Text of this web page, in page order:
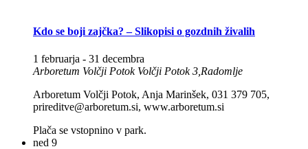
Kdo se boji zajčka? – Slikopisi o gozdnih živalih
1 februarja - 31 decembra
Arboretum Volčji Potok Volčji Potok 3,Radomlje
Arboretum Volčji Potok, Anja Marinšek, 031 379 705,
prireditve@arboretum.si, www.arboretum.si
Plača se vstopnino v park.
ned 9